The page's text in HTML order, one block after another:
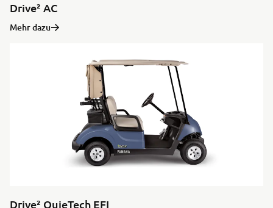
Drive² AC
Mehr dazu
Drive² QuieTech EFI